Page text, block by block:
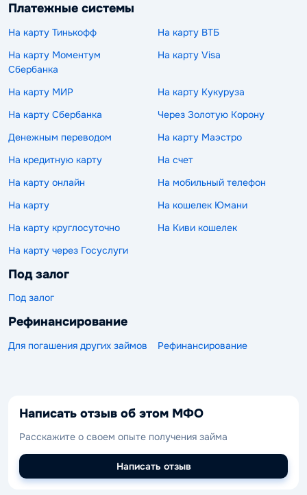
Платежные системы
На карту Тинькофф
На карту ВТБ
На карту Моментум
Сбербанка
На карту Visa
На карту МИР
На карту Кукуруза
На карту Сбербанка
Через Золотую Корону
Денежным переводом
На карту Маэстро
На кредитную карту
На счет
На карту онлайн
На мобильный телефон
На карту
На кошелек Юмани
На карту круглосуточно
На Киви кошелек
На карту через Госуслуги
Под залог
Под залог
Рефинансирование
Для погашения других займов Рефинансирование
Написать отзыв об этом МФО
Расскажите о своем опыте получения займа
Написать отзыв